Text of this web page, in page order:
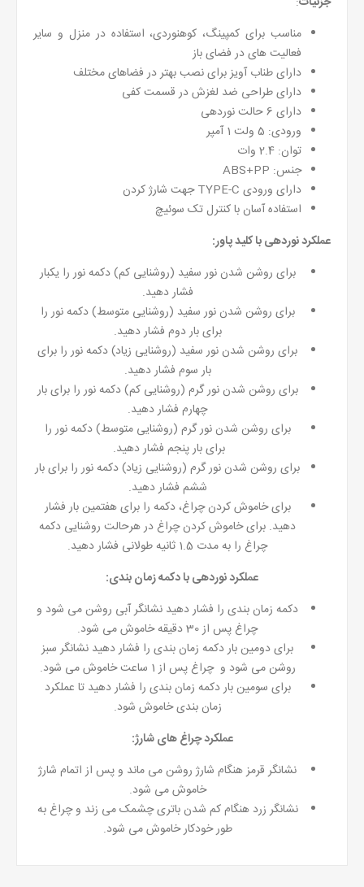
مناسب برای کمپینگ، کوهنوردی، استفاده در منزل و سایر
فعالیت های در فضای باز
دارای طناب آویز برای نصب بهتر در فضاهای مختلف
دارای طراحی ضد لغزش در قسمت کفی
دارای 6 حالت نوردهی
ورودی: 5 ولت 1 آمپر
توان: 2.4 وات
جنس: ABS+PP
دارای ورودی TYPE-C جهت شارژ کردن
استفاده آسان با کنترل تک سوئیچ
عملکرد نوردهی با کلید پاور:
برای روشن شدن نور سفید (روشنایی کم) دکمه نور را یکبار
فشار دهید.
برای روشن شدن نور سفید (روشنایی متوسط) دکمه نور را
برای بار دوم فشار دهید.
برای روشن شدن نور سفید (روشنایی زیاد) دکمه نور را برای
بار سوم فشار دهید.
برای روشن شدن نور گرم (روشنایی کم) دکمه نور را برای بار
چهارم فشار دهید.
برای روشن شدن نور گرم (روشنایی متوسط) دکمه نور را
برای بار پنجم فشار دهید.
برای روشن شدن نور گرم (روشنایی زیاد) دکمه نور را برای بار
ششم فشار دهید.
برای خاموش کردن چراغ، دکمه را برای هفتمین بار فشار
دهید. برای خاموش کردن چراغ در هرحالت روشنایی دکمه
چراغ را به مدت 1.5 ثانیه طولانی فشار دهید.
عملکرد نوردهی با دکمه زمان بندی:
دکمه زمان بندی را فشار دهید نشانگر آبی روشن می شود و
چراغ پس از 30 دقیقه خاموش می شود.
برای دومین بار دکمه زمان بندی را فشار دهید نشانگر سبز
روشن می شود و چراغ پس از 1 ساعت خاموش می شود.
برای سومین بار دکمه زمان بندی را فشار دهید تا عملکرد
زمان بندی خاموش شود.
عملکرد چراغ های شارژ:
نشانگر قرمز هنگام شارژ روشن می ماند و پس از اتمام شارژ
خاموش می شود.
نشانگر زرد هنگام کم شدن باتری چشمک می زند و چراغ به
طور خودکار خاموش می شود.